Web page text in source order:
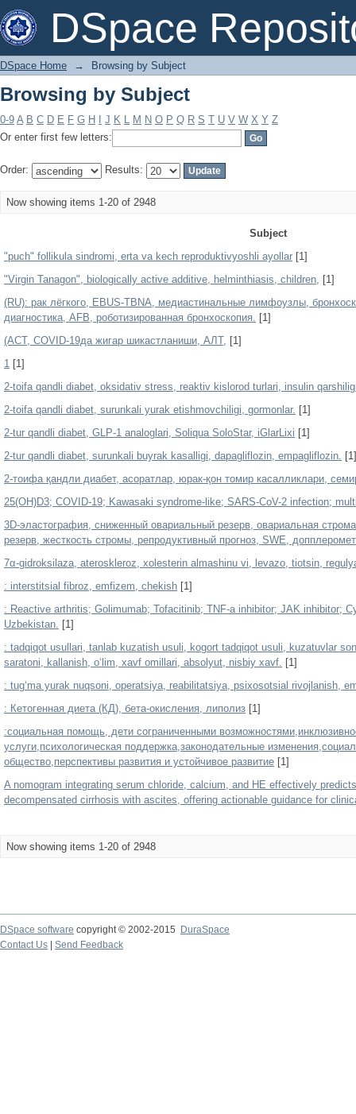
DSpace
Browsing by Subject
DSpace Home → Browsing by Subject
Browsing by Subject
0-9 A B C D E F G H J K L M N O P Q R S T U V W X Y Z
Or enter first few letters:
Order: Results:
Now showing items 1-20 of 2948
Subject
"puch" follikula sindromi, erta va kech reproduktivyoshli ayollar [1]
"Virgin Tanagon", biologically active additive, helminthiasis, children, [1]
(RU): рак лёгкого, EBUS-TBNA, медиастинальные лимфоузлы,
диагностика, AFB, роботизированная бронхоскопия. [1]
(АСТ, COVID-19да жигар шикастланиши, АЛТ, [1]
1 [1]
2-toifa qandli diabet, oksidativ stress, reaktiv kislorod turlari, insulin
2-toifa qandli diabet, surunkali yurak etishmovchiligi, gormonlar. [1]
2-tur qandli diabet, GLP-1 analoglari, Soliqua SoloStar, iGlarLixi [1]
2-tur qandli diabet, surunkali buyrak kasalligi, dapagliflozin, empagliflozin. [1]
2-тоифа қандли диабет, асоратлар, юрак-қон томир касалликлари,
25(OH)D3; COVID-19; Kawasaki syndrome-like; SARS-CoV-2 infection;
3D-эластография, сниженный овариальный резерв, овариальная
резерв, жесткость стромы, репродуктивный прогноз, SWE,
7α-gidroksilaza, ateroskleroz, xolesterin almashinu vi, levazo, tiotsin,
: interstitsial fibroz, emfizem, chekish [1]
: Reactive arthritis; Golimumab; Tofacitinib; TNF-a inhibitor; JAK inhibitor;
Uzbekistan. [1]
: tadqiqot usullari, tanlab kuzatish usuli, kogort tadqiqot usuli, kuzatuvlar
saratoni, kallanish, o‘lim, xavf omillari, absolyut, nisbiy xavf. [1]
: tug‘ma yurak nuqsoni, operatsiya, reabilitatsiya, psixosotsial rivojlanish,
: Кетогенная диета (КД), бета-окисления, липолиз [1]
:социальная помощь, дети сограниченными
услуги,психологическая поддержка,законодательные
общество,перспективы развития и устойчивое развитие [1]
A nomogram integrating serum chloride, calcium, and HE effectively
decompensated cirrhosis with ascites, offering actionable guidance for
Now showing items 1-20 of 2948
DSpace software copyright © 2002-2015
DuraSpace
Contact Us
Send Feedback